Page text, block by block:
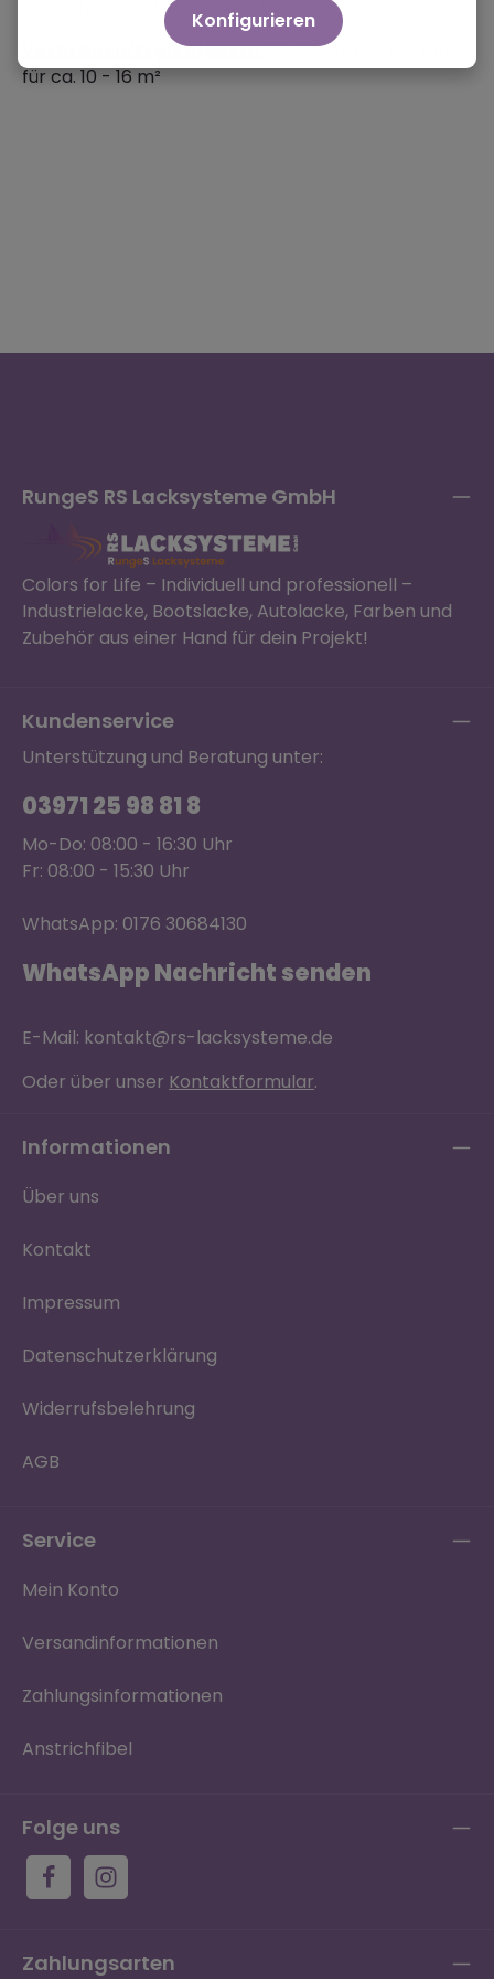
aufrühren und aufschütteln!
Verbrauch/Ergiebigkeit:60-100 g/m² 1 kg reicht
für ca. 10 - 16 m²
RungeS RS Lacksysteme GmbH
Colors for Life – Individuell und professionell –
Industrielacke, Bootslacke, Autolacke, Farben und
Zubehör aus einer Hand für dein Projekt!
Kundenservice
Unterstützung und Beratung unter:
03971 25 98 81 8
Mo-Do: 08:00 - 16:30 Uhr
Fr: 08:00 - 15:30 Uhr
WhatsApp: 0176 30684130
WhatsApp Nachricht senden
E-Mail: kontakt@rs-lacksysteme.de
Oder über unser Kontaktformular.
Informationen
Über uns
Kontakt
Impressum
Datenschutzerklärung
Widerrufsbelehrung
AGB
Service
Mein Konto
Versandinformationen
Zahlungsinformationen
Anstrichfibel
Folge uns
Zahlungsarten
Konfigurieren